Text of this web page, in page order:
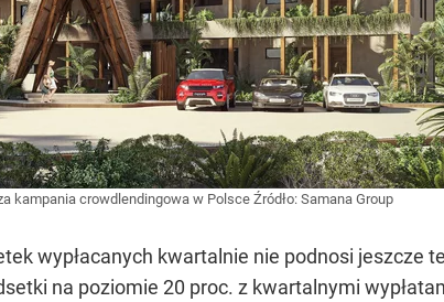
kampania crowdlendingowa w Polsce Źródło: Samana Group
wypłacanych kwartalnie nie podnosi jeszcze
na poziomie 20 proc. z kwartalnymi